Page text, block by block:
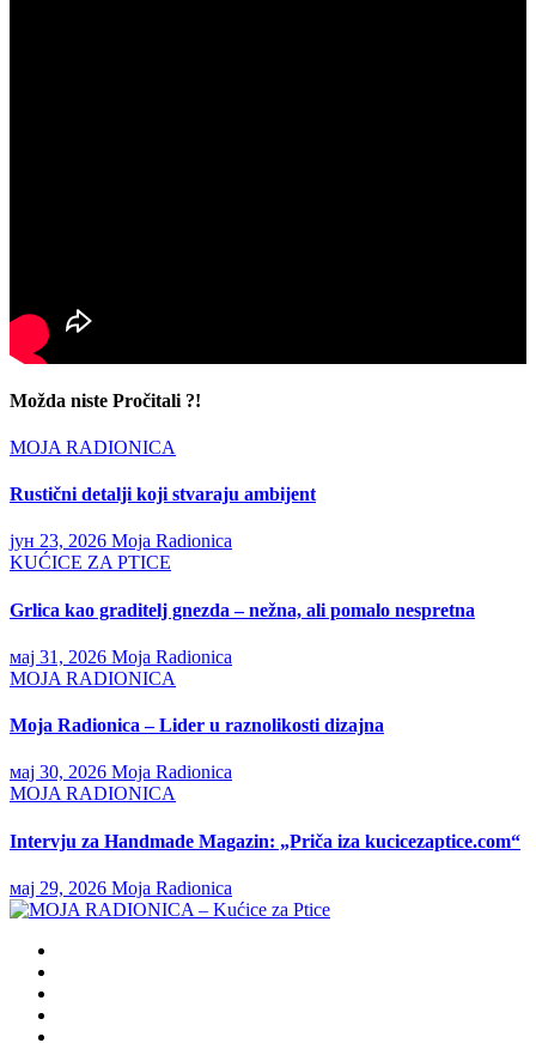
Možda niste Pročitali ?!
MOJA RADIONICA
Rustični detalji koji stvaraju ambijent
јун 23, 2026 Moja Radionica
KUĆICE ZA PTICE
Grlica kao graditelj gnezda – nežna, ali pomalo nespretna
мај 31, 2026 Moja Radionica
MOJA RADIONICA
Moja Radionica – Lider u raznolikosti dizajna
мај 30, 2026 Moja Radionica
MOJA RADIONICA
Intervju za Handmade Magazin: „Priča iza kucicezaptice.com“
мај 29, 2026 Moja Radionica